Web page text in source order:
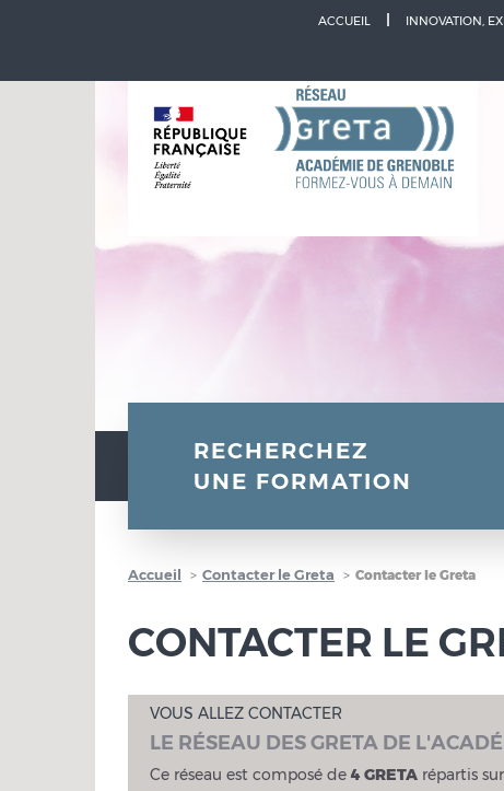
INNOVATION,
ACCUEIL
RECHERCHEZ
UNE FORMATION
Accueil Contacter le Greta Contacter le Greta
CONTACTER LE
VOUS ALLEZ CONTACTER
LE RÉSEAU DES GRETA DE
Ce réseau est composé de 4 GRETA répartis